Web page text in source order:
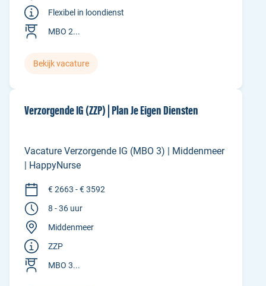
Flexibel in loondienst
MBO 2...
Bekijk vacature
Verzorgende IG (ZZP) | Plan Je Eigen Diensten
Vacature Verzorgende IG (MBO 3) | Middenmeer
| HappyNurse
€ 2663 - € 3592
8 - 36 uur
Middenmeer
ZZP
MBO 3...